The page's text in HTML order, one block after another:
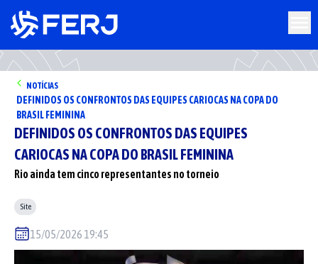
NOTÍCIAS
DEFINIDOS OS CONFRONTOS DAS EQUIPES CARIOCAS NA COPA DO
BRASIL FEMININA
DEFINIDOS OS CONFRONTOS DAS EQUIPES
CARIOCAS NA COPA DO BRASIL FEMININA
Rio ainda tem cinco representantes no torneio
Site
15/05/2026 19:45